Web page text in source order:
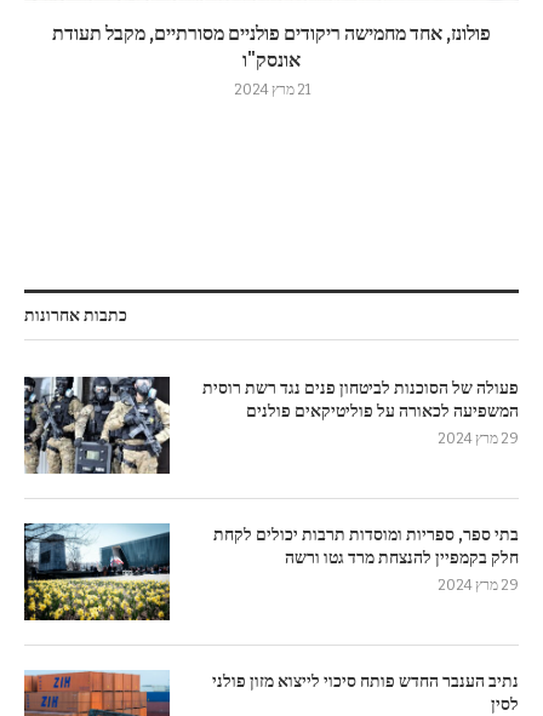
פולונז, אחד מחמישה ריקודים פולניים מסורתיים, מקבל תעודת
אונסק"ו
21 מרץ 2024
כתבות אחרונות
פעולה של הסוכנות לביטחון פנים נגד רשת רוסית
המשפיעה לכאורה על פוליטיקאים פולנים
29 מרץ 2024
בתי ספר, ספריות ומוסדות תרבות יכולים לקחת
חלק בקמפיין להנצחת מרד גטו ורשה
29 מרץ 2024
נתיב הענבר החדש פותח סיכוי לייצוא מזון פולני
לסין